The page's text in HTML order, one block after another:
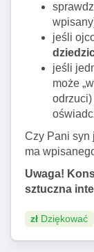
jeśli
jeśli
może
Czy Pani syn
ma
Uwaga!
sztuczna
zł Dziękować